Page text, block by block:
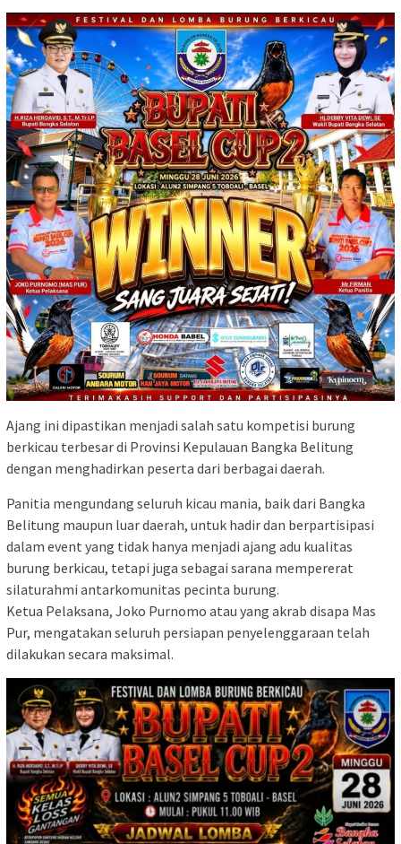
Ajang ini dipastikan menjadi salah satu kompetisi burung
berkicau terbesar di Provinsi Kepulauan Bangka Belitung
dengan menghadirkan peserta dari berbagai daerah.
Panitia mengundang seluruh kicau mania, baik dari Bangka
Belitung maupun luar daerah, untuk hadir dan berpartisipasi
dalam event yang tidak hanya menjadi ajang adu kualitas
burung berkicau, tetapi juga sebagai sarana mempererat
silaturahmi antarkomunitas pecinta burung.
Ketua Pelaksana, Joko Purnomo atau yang akrab disapa Mas
Pur, mengatakan seluruh persiapan penyelenggaraan telah
dilakukan secara maksimal.